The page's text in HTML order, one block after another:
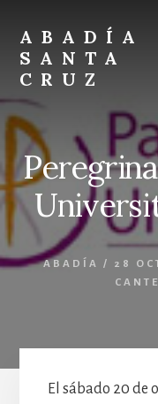
content
footer
ABADÍA
SANTA
CRUZ
Benedictinos
ABADÍA / 28
El sábado 20 de